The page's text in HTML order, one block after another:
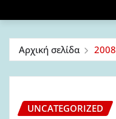
Αρχική σελίδα 2008
UNCATEGORIZED